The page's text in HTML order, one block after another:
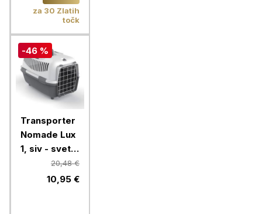
za 30 Zlatih
točk
-46 %
Transporter
Nomade Lux
1, siv - svetlo
20,48 €
10,95 €